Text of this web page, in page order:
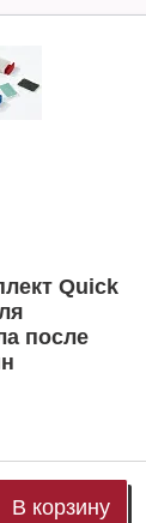
Quick
после
В корзину